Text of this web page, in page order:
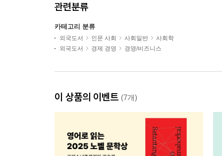
관련분류
카테고리 분류
외국도서 인문 사회 사회일반
사회학
외국도서
경제 경영 경영/비즈니스
이 상품의 이벤트 (7개)